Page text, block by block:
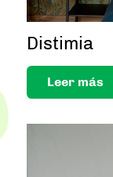
Distimia
Leer más